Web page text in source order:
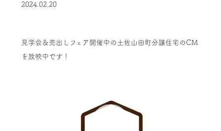
2024.02.20
見学会＆売出しフェア開催中の土佐山田町分譲住宅のCM
を放映中です！